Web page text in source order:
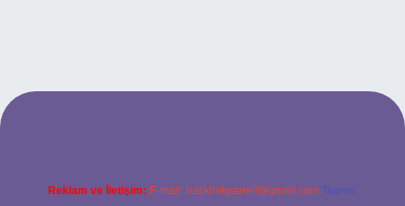
opera bet giriş
Reklam ve İletişim: E-mail: backlinkpaneli@gmail.com Teams: